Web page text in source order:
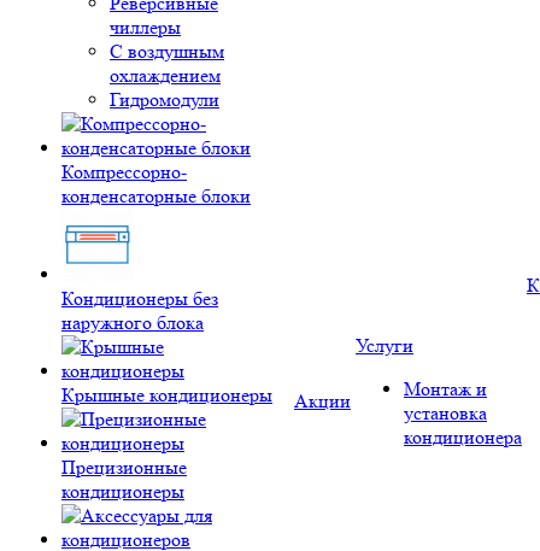
чиллеры
С воздушным
охлаждением
Гидромодули
Компрессорно-
конденсаторные блоки
Кондиционеры без
наружного блока
Крышные кондиционеры
Прецизионные
кондиционеры
Акции
Услуги
Монтаж и
установка
кондиционера